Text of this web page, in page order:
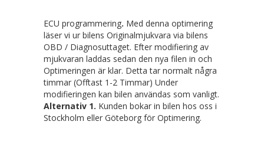
ECU programmering. Med denna optimering
läser vi ur bilens Originalmjukvara via bilens
OBD / Diagnosuttaget. Efter modifiering av
mjukvaran laddas sedan den nya filen in och
Optimeringen är klar. Detta tar normalt några
timmar (Offtast 1-2 Timmar) Under
modifieringen kan bilen användas som vanligt.
Alternativ 1. Kunden bokar in bilen hos oss i
Stockholm eller Göteborg för Optimering.